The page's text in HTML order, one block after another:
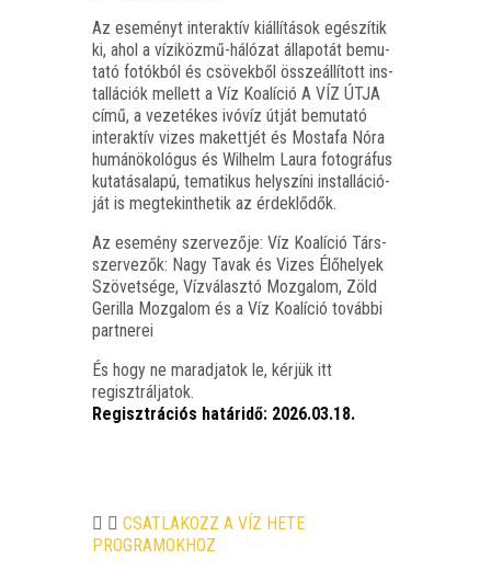
Az ese­ményt inter­ak­tív kiál­lí­tá­sok egé­szí­tik
ki, ahol a vízi­köz­mű-háló­zat álla­po­tát bemu­
ta­tó fotók­ból és csö­vek­ből össze­ál­lí­tott ins­
tal­lá­ci­ók mel­lett a Víz Koa­lí­ció A VÍZ ÚTJA
című, a veze­té­kes ivó­víz útját bemu­ta­tó
inter­ak­tív vizes makett­jét és Mos­ta­fa Nóra
humán­öko­ló­gus és Wil­helm Lau­ra fotog­rá­fus
kuta­tás­ala­pú, tema­ti­kus hely­szí­ni ins­tal­lá­ci­ó­
ját is meg­te­kint­he­tik az érdeklődők.
Az ese­mény szer­ve­ző­je: Víz Koa­lí­ció Társ­
szer­ve­zők: Nagy Tavak és Vizes Élő­he­lyek
Szö­vet­sé­ge, Víz­vá­lasz­tó Moz­ga­lom, Zöld
Geril­la Moz­ga­lom és a Víz Koa­lí­ció továb­bi
partnerei
És hogy ne marad­ja­tok le, kér­jük itt
regisztráljatok.
Regiszt­rá­ci­ós határ­idő: 2026.03.18.
CSATLAKOZZ A VÍZ HETE
PROGRAMOKHOZ